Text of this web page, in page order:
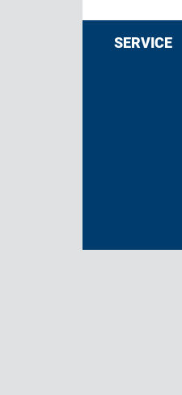
SERVICE